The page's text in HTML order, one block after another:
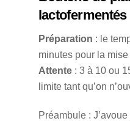
lactofermentés
Préparation : le
minutes pour la
Attente: 3 à 10 ou
limite tant qu’on
Préambule :